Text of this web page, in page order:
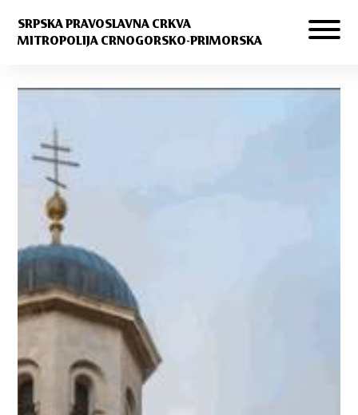
SRPSKA PRAVOSLAVNA CRKVA
MITROPOLIJA CRNOGORSKO-PRIMORSKA